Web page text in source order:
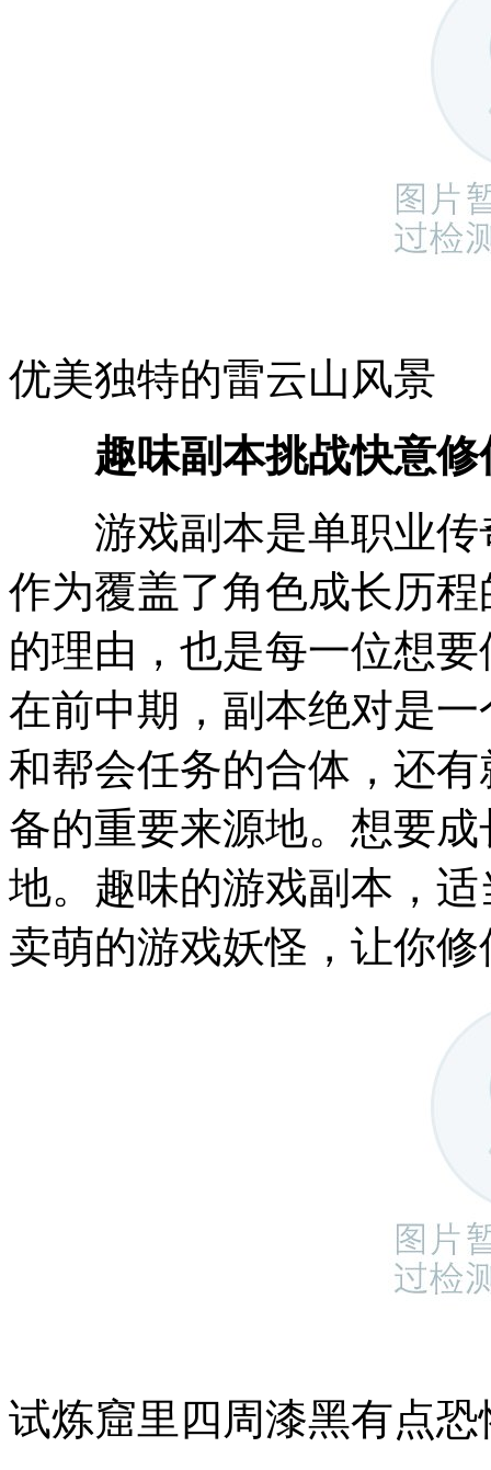
优美独特的雷云山风景
趣味副本挑战快意修
游戏副本是单职业传
作为覆盖了角色成长历
的理由，也是每一位想
在前中期，副本绝对是
和帮会任务的合体，还
备的重要来源地。想要
地。趣味的游戏副本，
卖萌的游戏妖怪，让你
试炼窟里四周漆黑有点恐